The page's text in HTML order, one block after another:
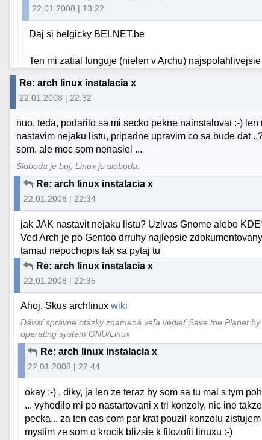
22.01.2008 | 13:22
Daj si belgicky BELNET.be
Ten mi zatial funguje (nielen v Archu)
Re: arch linux instalacia x
22.01.2008 | 22:32
nuo, teda, podarilo sa mi secko pekne nainstalovat :-)
nastavim nejaku listu, pripadne upravim co sa bude dat
som, ale moc som nenasiel ...
Sloboda je boj, Linux je sloboda.
Re: arch linux instalacia x
22.01.2008 | 22:34
jak JAK nastavit nejaku listu? Uzivas Gnome alebo
Ved Arch je po Gentoo drruhy najlepsie
tamad nepochopis tak sa pytaj tu
Re: arch linux instalacia x
22.01.2008 | 22:35
Ahoj. Skus archlinuxwiki
Dávať správne otázky znamená veľa vedieť.Save the Planet
operating system GNU/Linux
Re: arch linux instalacia x
22.01.2008 | 22:44
okay :-) , diky, ja len ze teraz by som sa tu mal s tym
... vyhodilo mi po nastartovani x tri konzoly, nic ine
pecka... za ten cas com par krat pouzil konzolu
myslim ze som o krocik blizsie k filozofii linuxu :-)